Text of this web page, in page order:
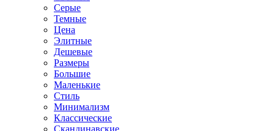
Серые
Темные
Цена
Элитные
Дешевые
Размеры
Большие
Маленькие
Стиль
Минимализм
Классические
Скандинавские